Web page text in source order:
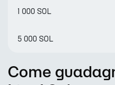
1 000 SOL
5 000 SOL
Come